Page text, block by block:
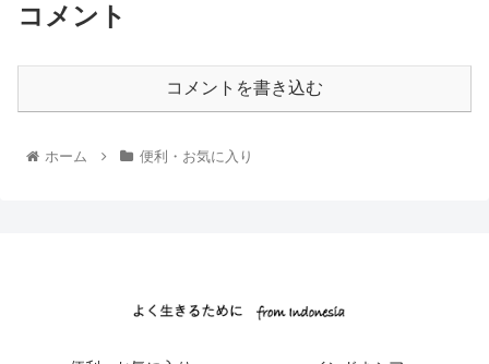
コメント
コメントを書き込む
ホーム 便利・お気に入り